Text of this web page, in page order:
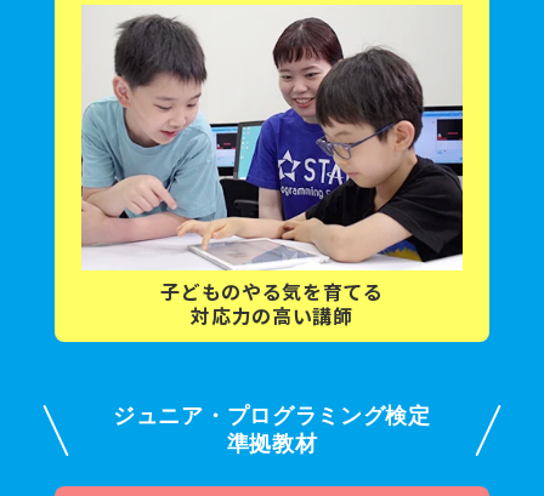
子どものやる気を育てる
対応力の高い講師
ジュニア・プログラミング検定
準拠教材